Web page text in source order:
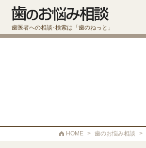
歯医者への相談･検索は「歯のねっと」
HOME > 歯のお悩み相談 >